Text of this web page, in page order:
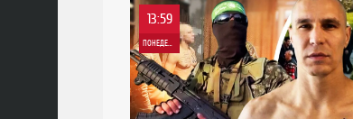
13:59
ПОНЕДЕЛЬНИК